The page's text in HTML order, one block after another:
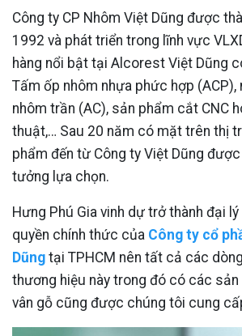
Công ty CP Nhôm Việt Dũng được
1992 và phát triển trong lĩnh vực
hàng nổi bật tại Alcorest Việt Dũng
Tấm ốp nhôm nhựa phức hợp (ACP),
nhôm trần (AC), sản phẩm cắt CNC
thuật,… Sau 20 năm có mặt trên thị
phẩm đến từ Công ty Việt Dũng
tưởng lựa chọn.
Hưng Phú Gia vinh dự trở thành đại
quyền chính thức của Công ty cổ
Dũng tại TPHCM nên tất cả các
thương hiệu này trong đó có các
vân gỗ cũng được chúng tôi cung